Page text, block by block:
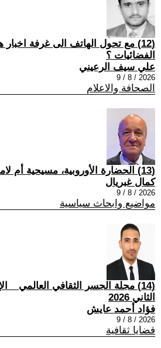
(12) مع تحول الهاتف الى غرفة
الفضائيات ؟
علي سيف الرعيني
2026 / 8 / 9
الصحافة والاعلام
(13) الحضارة الأوروبية، مسيحية أم لامسيحية الهوية
كمال غبريال
2026 / 8 / 9
مواضيع وابحاث سياسية
(14) مجلة الجسر الثقافي العالمي _
الثاني 2026
فؤاد أحمد عايش
2026 / 8 / 9
قضايا ثقافية